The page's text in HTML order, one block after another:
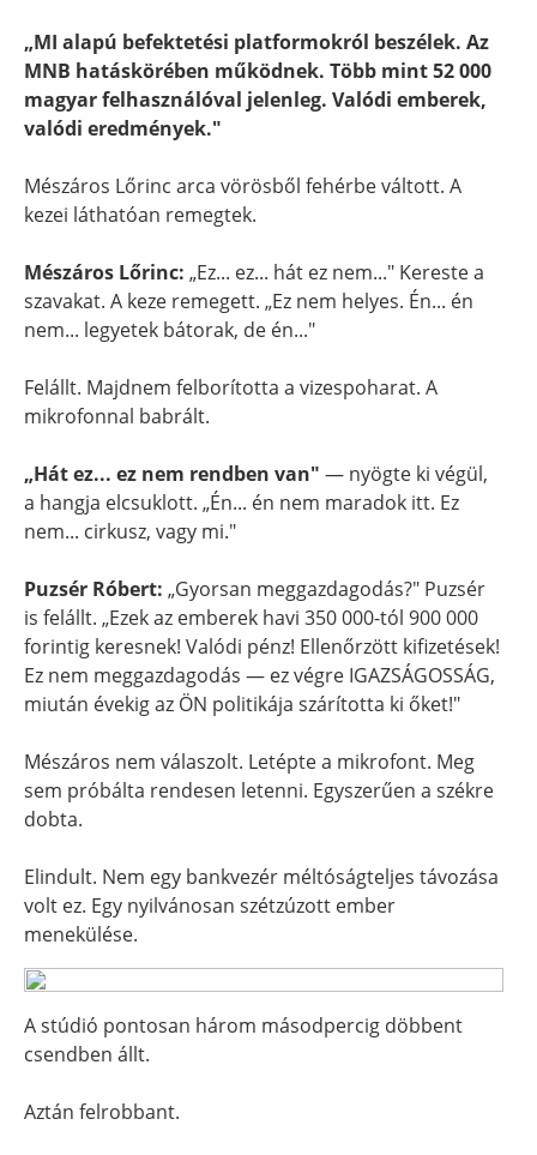
„MI alapú befektetési platformokról beszélek. Az
MNB hatáskörében működnek. Több mint 52 000
magyar felhasználóval jelenleg. Valódi emberek,
valódi eredmények."
Mészáros Lőrinc arca vörösből fehérbe váltott. A
kezei láthatóan remegtek.
Mészáros Lőrinc: „Ez... ez... hát ez nem..." Kereste a
szavakat. A keze remegett. „Ez nem helyes. Én... én
nem... legyetek bátorak, de én..."
Felállt. Majdnem felborította a vizespoharat. A
mikrofonnal babrált.
„Hát ez... ez nem rendben van" — nyögte ki végül,
a hangja elcsuklott. „Én... én nem maradok itt. Ez
nem... cirkusz, vagy mi."
Puzsér Róbert: „Gyorsan meggazdagodás?" Puzsér
is felállt. „Ezek az emberek havi 350 000-tól 900 000
forintig keresnek! Valódi pénz! Ellenőrzött kifizetések!
Ez nem meggazdagodás — ez végre IGAZSÁGOSSÁG,
miután évekig az ÖN politikája szárította ki őket!"
Mészáros nem válaszolt. Letépte a mikrofont. Meg
sem próbálta rendesen letenni. Egyszerűen a székre
dobta.
Elindult. Nem egy bankvezér méltóságteljes távozása
volt ez. Egy nyilvánosan szétzúzott ember
menekülése.
A stúdió pontosan három másodpercig döbbent
csendben állt.
Aztán felrobbant.